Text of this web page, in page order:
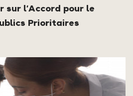
sur l’Accord pour le
Prioritaires